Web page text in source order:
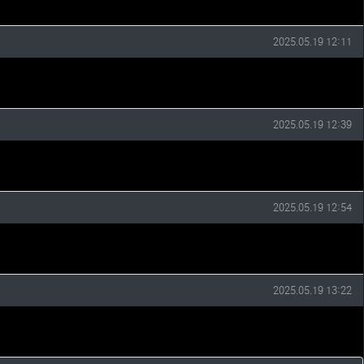
작성일
2025.05.19 12:11
작성일
2025.05.19 12:39
작성일
2025.05.19 12:54
작성일
2025.05.19 13:22